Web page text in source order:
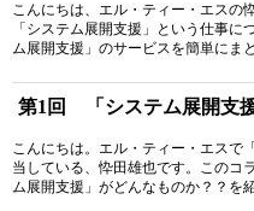
こんにちは、エル・ティー・エスの
「システム展開支援」という仕事
ム展開支援」のサービスを簡単にま
第1回 「システム展開支
こんにちは。エル・ティー・エスで
当している、忰田雄也です。このコ
ム展開支援」がどんなものか？？を